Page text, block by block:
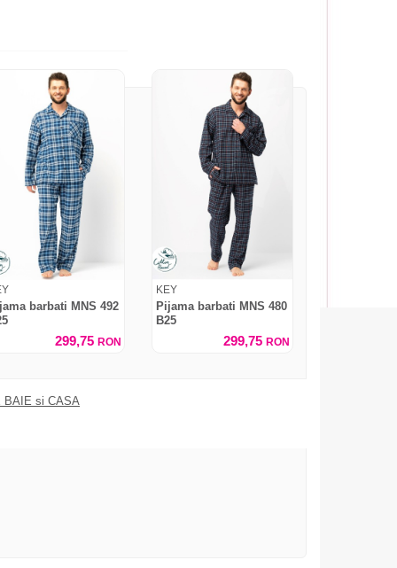
barbati MNS 492
299,75 RON
KEY
Pijama barbati MNS 480
B25
299,75 RON
BAIE si CASA